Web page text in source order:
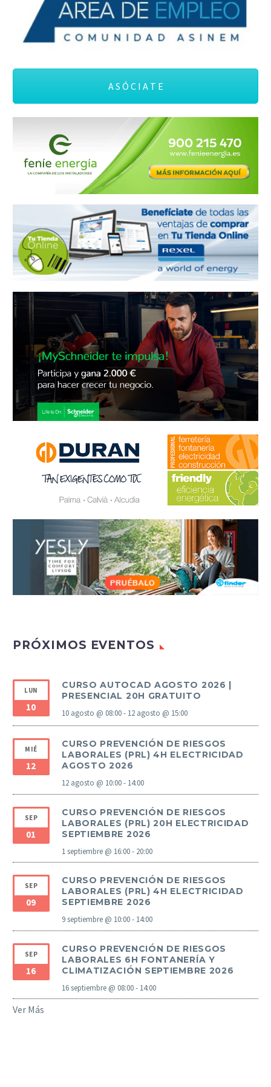
se…
A S Ó C I A T E
PRÓXIMOS EVENTOS
LUN
10
CURSO AUTOCAD AGOSTO 2026 |
PRESENCIAL 20H GRATUITO
10 agosto @ 08:00- 12 agosto @ 15:00
MIÉ
12
CURSO PREVENCIÓN DE RIESGOS
LABORALES (PRL) 4H ELECTRICIDAD
AGOSTO 2026
12 agosto @ 10:00- 14:00
SEP
01
CURSO PREVENCIÓN DE RIESGOS
LABORALES (PRL) 20H ELECTRICIDAD
SEPTIEMBRE 2026
1 septiembre @ 16:00- 20:00
SEP
09
CURSO PREVENCIÓN DE RIESGOS
LABORALES (PRL) 4H ELECTRICIDAD
SEPTIEMBRE 2026
9 septiembre @ 10:00- 14:00
SEP
16
CURSO PREVENCIÓN DE RIESGOS
LABORALES 6H FONTANERÍA Y
CLIMATIZACIÓN SEPTIEMBRE 2026
16 septiembre @ 08:00- 14:00
Ver Más